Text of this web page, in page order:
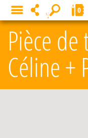
Pièce de
Céline +
MENU 0
Panneau de gestion des